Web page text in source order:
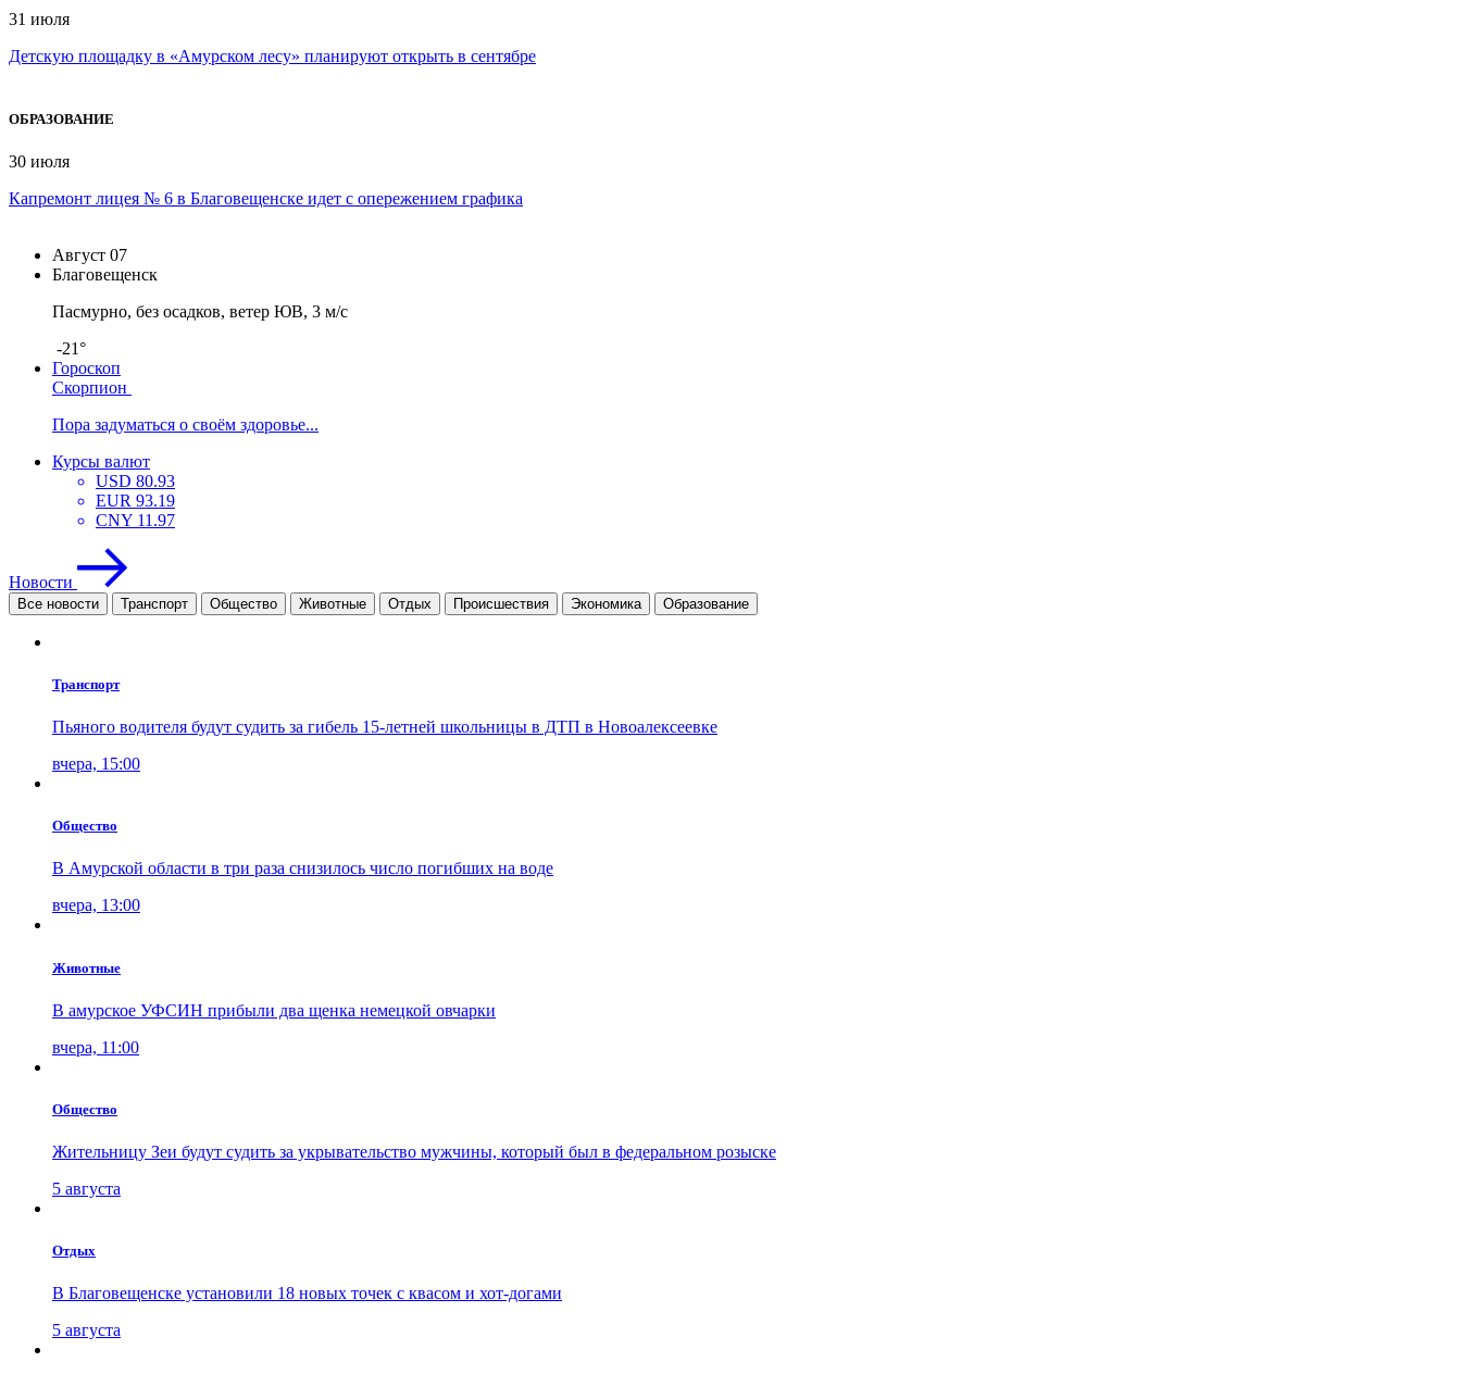
31 июля
Детскую площадку в «Амурском лесу» планируют открыть в сентябре
ОБРАЗОВАНИЕ
30 июля
Капремонт лицея № 6 в Благовещенске идет с опережением графика
Август 07
Благовещенск
Пасмурно, без осадков, ветер ЮВ, 3 м/с
-21°
Гороскоп
Скорпион
Пора задуматься о своём здоровье...
Курсы валют
USD 80.93
EUR 93.19
CNY 11.97
Новости
Все новости Транспорт Общество Животные Отдых Проиcшествия Экономика Образование
Транспорт
Пьяного водителя будут судить за гибель 15-летней школьницы в ДТП в Новоалексеевке
вчера, 15:00
Общество
В Амурской области в три раза снизилось число погибших на воде
вчера, 13:00
Животные
В амурское УФСИН прибыли два щенка немецкой овчарки
вчера, 11:00
Общество
Жительницу Зеи будут судить за укрывательство мужчины, который был в федеральном розыске
5 августа
Отдых
В Благовещенске установили 18 новых точек с квасом и хот-догами
5 августа